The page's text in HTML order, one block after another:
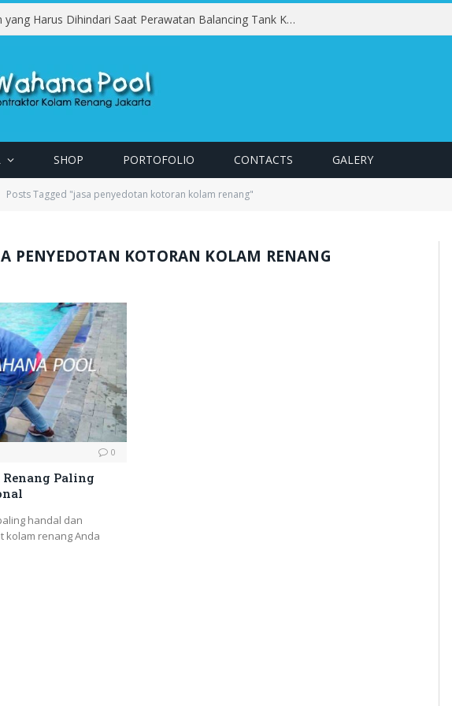
Kesalahan yang Harus Dihindari Saat Perawatan Balancing Tank Kolam Renang
SHOP PORTOFOLIO CONTACTS GALERY
Posts Tagged "jasa penyedotan kotoran kolam renang"
PENYEDOTAN KOTORAN KOLAM RENANG
0
Renang Paling
handal dan
kolam renang Anda